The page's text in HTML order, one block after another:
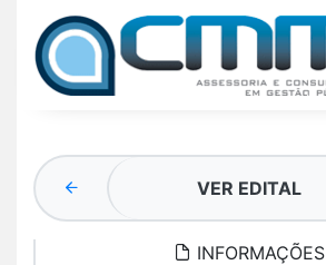
VER EDITAL
INFORMAÇÕES